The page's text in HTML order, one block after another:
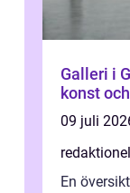
Galleri i
konst
09 juli
redaktionel
En